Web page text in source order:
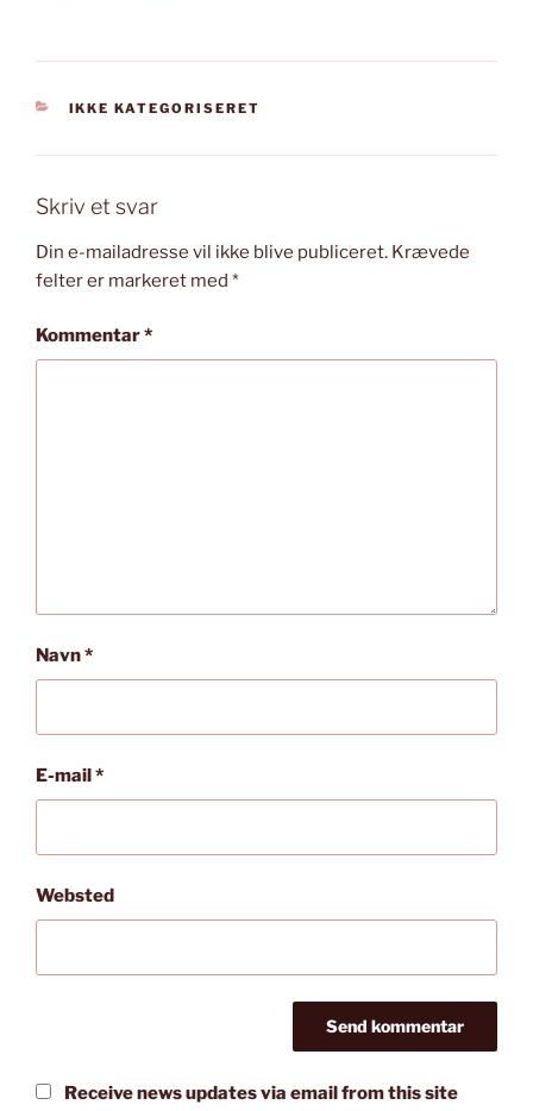
KATEGORIER
IKKE KATEGORISERET
Skriv et svar
Din e-mailadresse vil ikke blive publiceret. Krævede
felter er markeret med *
Kommentar*
Navn*
E-mail *
Websted
Receive news updates via email from this site